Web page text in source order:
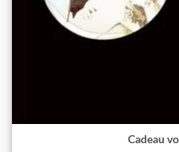
Cadeau